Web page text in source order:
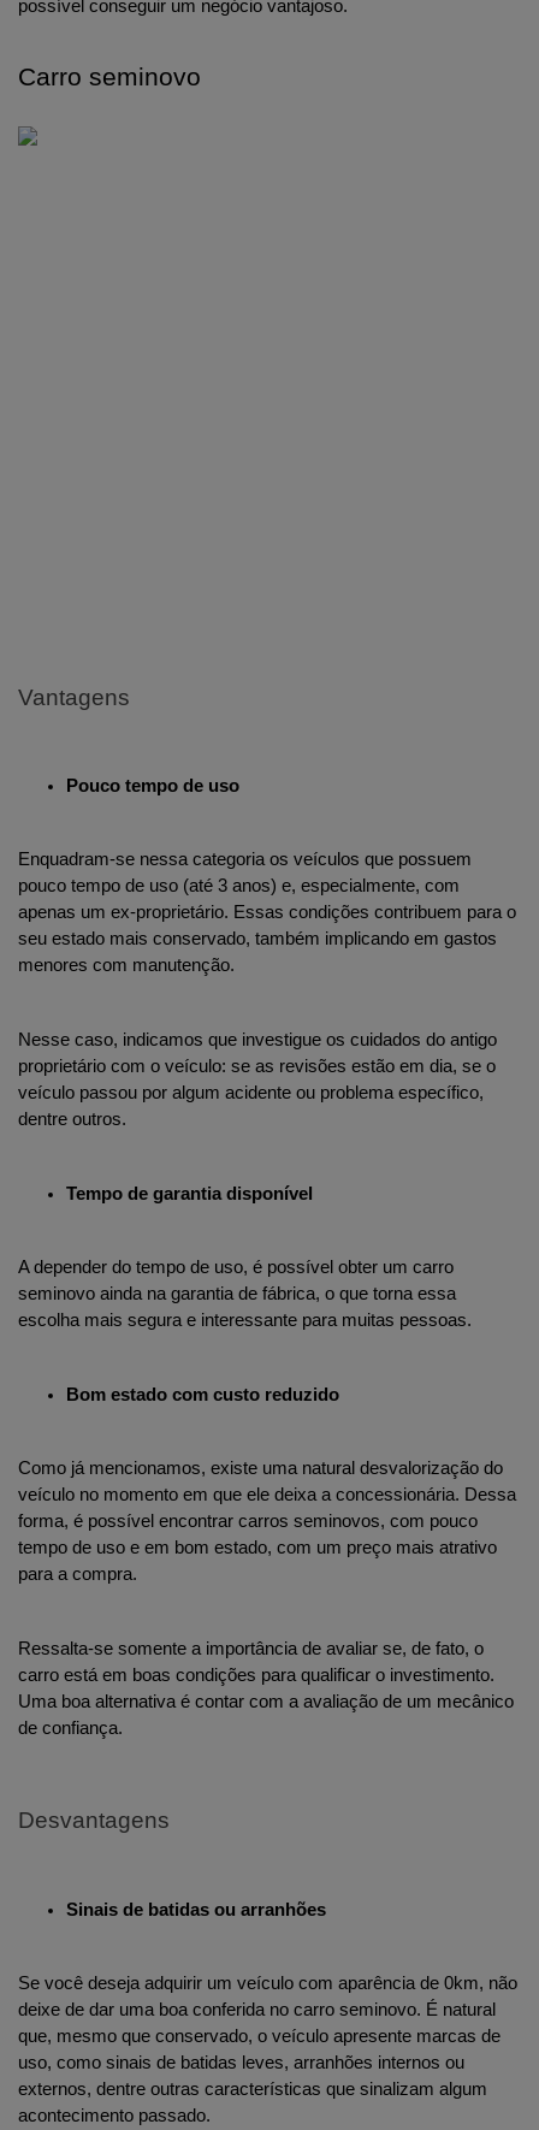
possível conseguir um negócio vantajoso.
Carro seminovo
Vantagens
Pouco tempo de uso
Enquadram-se nessa categoria os veículos que possuem
pouco tempo de uso (até 3 anos) e, especialmente, com
apenas um ex-proprietário. Essas condições contribuem para o
seu estado mais conservado, também implicando em gastos
menores com manutenção.
Nesse caso, indicamos que investigue os cuidados do antigo
proprietário com o veículo: se as revisões estão em dia, se o
veículo passou por algum acidente ou problema específico,
dentre outros.
Tempo de garantia disponível
A depender do tempo de uso, é possível obter um carro
seminovo ainda na garantia de fábrica, o que torna essa
escolha mais segura e interessante para muitas pessoas.
Bom estado com custo reduzido
Como já mencionamos, existe uma natural desvalorização do
veículo no momento em que ele deixa a concessionária. Dessa
forma, é possível encontrar carros seminovos, com pouco
tempo de uso e em bom estado, com um preço mais atrativo
para a compra.
Ressalta-se somente a importância de avaliar se, de fato, o
carro está em boas condições para qualificar o investimento.
Uma boa alternativa é contar com a avaliação de um mecânico
de confiança.
Desvantagens
Sinais de batidas ou arranhões
Se você deseja adquirir um veículo com aparência de 0km, não
deixe de dar uma boa conferida no carro seminovo. É natural
que, mesmo que conservado, o veículo apresente marcas de
uso, como sinais de batidas leves, arranhões internos ou
externos, dentre outras características que sinalizam algum
acontecimento passado.